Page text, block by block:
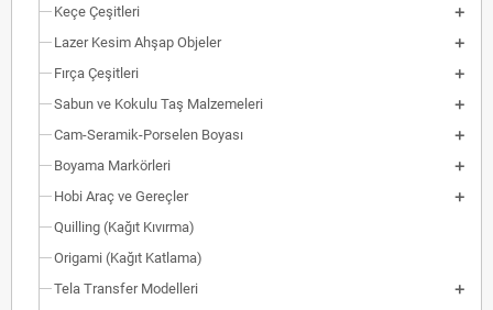
Keçe Çeşitleri
Lazer Kesim Ahşap Objeler
Fırça Çeşitleri
Sabun ve Kokulu Taş Malzemeleri
Cam-Seramik-Porselen Boyası
Boyama Markörleri
Hobi Araç ve Gereçler
Quilling (Kağıt Kıvırma)
Origami (Kağıt Katlama)
Tela Transfer Modelleri